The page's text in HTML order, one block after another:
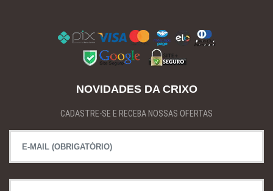
NOVIDADES DA CRIXO
CADASTRE-SE E RECEBA NOSSAS OFERTAS